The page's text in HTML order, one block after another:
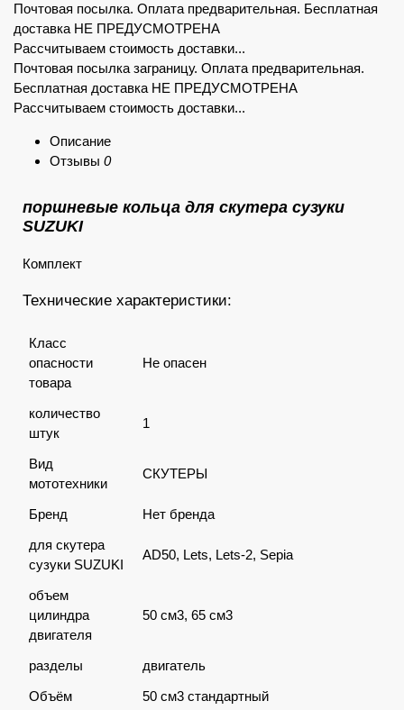
Почтовая посылка. Оплата предварительная. Бесплатная
доставка НЕ ПРЕДУСМОТРЕНА
Рассчитываем стоимость доставки...
Почтовая посылка заграницу. Оплата предварительная.
Бесплатная доставка НЕ ПРЕДУСМОТРЕНА
Рассчитываем стоимость доставки...
Описание
Отзывы 0
поршневые кольца для скутера сузуки
SUZUKI
Комплект
Технические характеристики:
Класс
опасности
товара
Не опасен
количество
штук
1
Вид
мототехники
СКУТЕРЫ
Бренд
Нет бренда
для скутера
сузуки SUZUKI
AD50, Lets, Lets-2, Sepia
объем
цилиндра
двигателя
50 см3, 65 см3
разделы
двигатель
Объём
50 см3 стандартный